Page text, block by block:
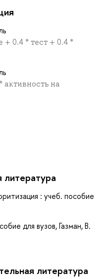
+ 0.4 * тест + 0.4 *
на
: учеб. пособие
для вузов, Газман, В.
литература